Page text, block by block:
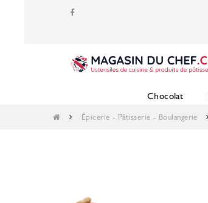
Chocolat
Épicerie - Pâtisserie - Boulangerie